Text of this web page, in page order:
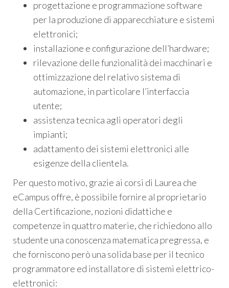
progettazione e programmazione software
per la produzione di apparecchiature e sistemi
elettronici;
installazione e configurazione dell’hardware;
rilevazione delle funzionalità dei macchinari e
ottimizzazione del relativo sistema di
automazione, in particolare l’interfaccia
utente;
assistenza tecnica agli operatori degli
impianti;
adattamento dei sistemi elettronici alle
esigenze della clientela.
Per questo motivo, grazie ai corsi di Laurea che
eCampus offre, è possibile fornire al proprietario
della Certificazione, nozioni didattiche e
competenze in quattro materie, che richiedono allo
studente una conoscenza matematica pregressa, e
che forniscono però una solida base per il tecnico
programmatore ed installatore di sistemi elettrico-
elettronici: